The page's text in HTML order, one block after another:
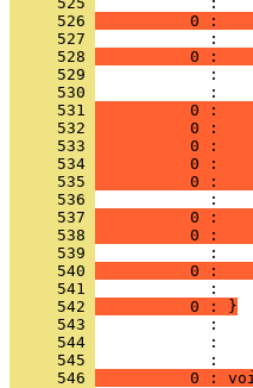
     526
0 :
     527
     528
0 :
     529
     530
     531
0 :
     532
0 :
     533
0 :
     534
0 :
     535
0 :
     536
     537
0 :
     538
0 :
     539
     540
0 :
     541
     542
          0 : }
     543
     544
            :
     545
     546
0 :